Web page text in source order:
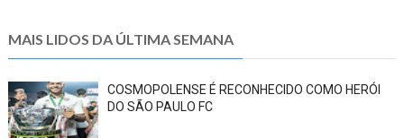
MAIS LIDOS DA ÚLTIMA SEMANA
COSMOPOLENSE É RECONHECIDO COMO HERÓI
DO SÃO PAULO FC